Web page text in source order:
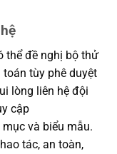
thể đề nghị bộ thử
tùy phê duyệt
lòng liên hệ đội
cập
và biểu mẫu.
tác, an toàn,